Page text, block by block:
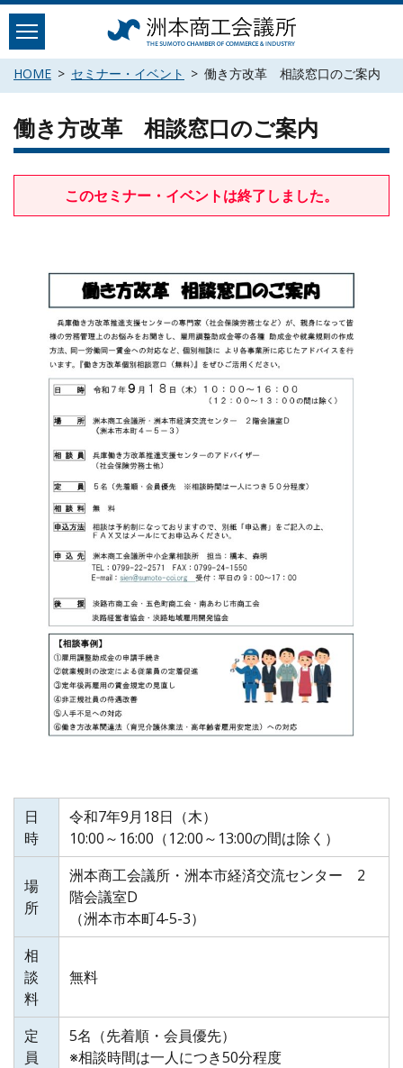
Skip
content
HOME セミナー・イベント 働き方改革 相談窓口のご案内
働き方改革 相談窓口のご案内
このセミナー・イベントは終了しました。
日
時
令和7年9月18日（木）
10:00～16:00（12:00～13:00の間は除く）
場
所
洲本商工会議所・洲本市経済交流センター 2
階会議室D
（洲本市本町4-5-3）
相
談
料
無料
定
員
5名（先着順・会員優先）
※相談時間は一人につき50分程度